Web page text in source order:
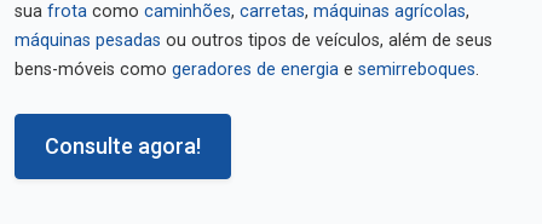
sua frota como caminhões, carretas, máquinas agrícolas,
máquinas pesadas ou outros tipos de veículos, além de seus
bens-móveis como geradores de energia e semirreboques.
Consulte agora!